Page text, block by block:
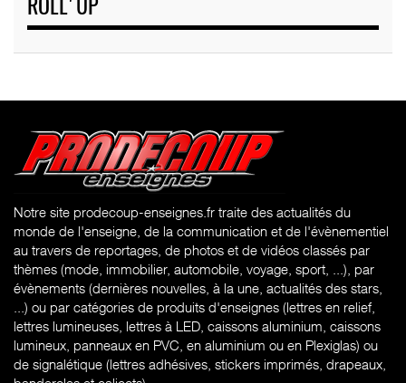
ROLL'UP
Notre site prodecoup-enseignes.fr traite des actualités du
monde de l'enseigne, de la communication et de l'évènementiel
au travers de reportages, de photos et de vidéos classés par
thèmes (mode, immobilier, automobile, voyage, sport, ...), par
évènements (dernières nouvelles, à la une, actualités des stars,
...) ou par catégories de produits d'enseignes (lettres en relief,
lettres lumineuses, lettres à LED, caissons aluminium, caissons
lumineux, panneaux en PVC, en aluminium ou en Plexiglas) ou
de signalétique (lettres adhésives, stickers imprimés, drapeaux,